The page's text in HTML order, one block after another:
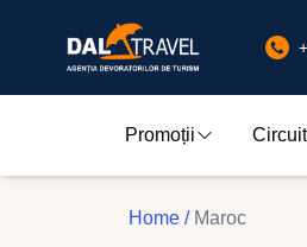
Promoții
Home / Maroc